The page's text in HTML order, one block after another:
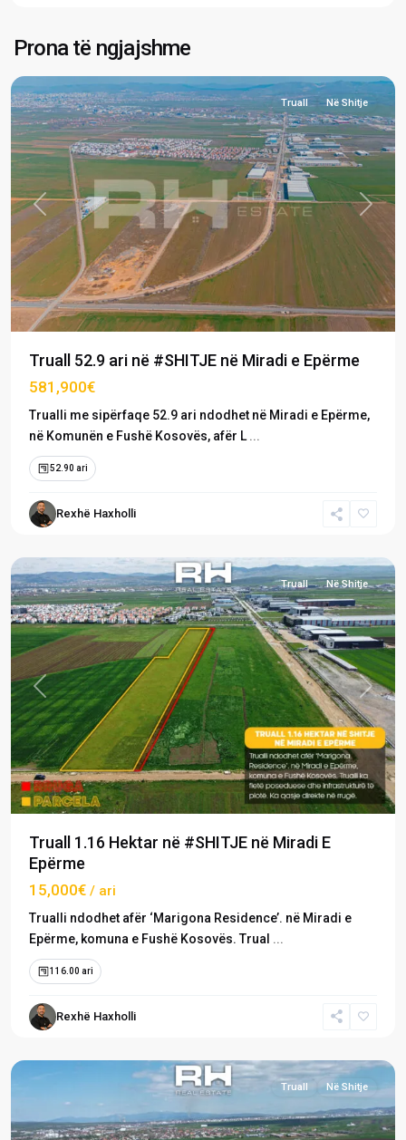
Prona të ngjajshme
Kosovë
Previous Next
Truall Në Shitje
Truall 52.9 ari në #SHITJE në Miradi e Epërme
581,900€
Trualli me sipërfaqe 52.9 ari ndodhet në Miradi e Epërme,
në Komunën e Fushë Kosovës, afër L...
52.90 ari
Rexhë Haxholli
Miradi
e
Epërme
Fushë
Previous Next
Truall Në Shitje
Truall 1.16 Hektar në #SHITJE në Miradi E
Epërme
15,000€ / ari
Trualli ndodhet afër ‘Marigona Residence’. në Miradi e
Epërme, komuna e Fushë Kosovës. Trual ...
116.00 ari
Rexhë Haxholli
Miradi
e
Epërme
Fushë
Truall Në Shitje